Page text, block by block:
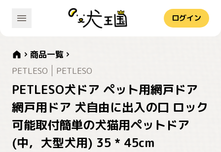
ログイン
商品一覧
PETLESO
PETLESO
PETLESO犬ドア ペット用網戸ドア
網戸用ドア 犬自由に出入の口 ロック
可能取付簡単の犬猫用ペットドア
(中，大型犬用) 35 * 45cm